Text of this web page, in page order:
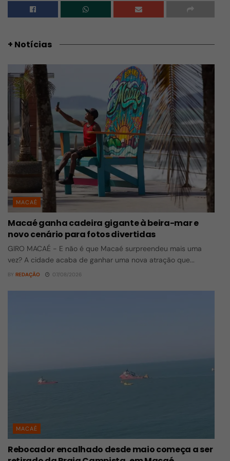
+ Notícias
MACAÉ
Macaé ganha cadeira gigante à beira-mar e
novo cenário para fotos divertidas
GIRO MACAÉ - E não é que Macaé surpreendeu mais uma
vez? A cidade acaba de ganhar uma nova atração que...
BY REDAÇÃO 07/08/2026
MACAÉ
Rebocador encalhado desde maio começa a ser